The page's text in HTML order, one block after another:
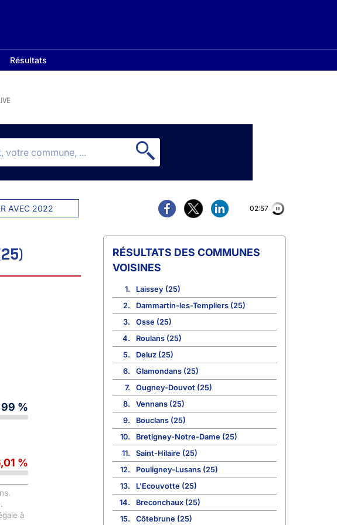
Résultats
AVEC 2022 02:56
%
%
à
COMMUNES
VOISINES
1.
Laissey (25)
2.
Dammartin-les-Templiers (25)
3.
Osse (25)
4.
Roulans (25)
5.
Deluz (25)
6.
Glamondans (25)
7.
Ougney-Douvot (25)
8.
Vennans (25)
9.
Bouclans (25)
10.
Bretigney-Notre-Dame (25)
11.
Saint-Hilaire (25)
12.
Pouligney-Lusans (25)
13.
L'Ecouvotte (25)
14.
Breconchaux (25)
15.
Côtebrune (25)